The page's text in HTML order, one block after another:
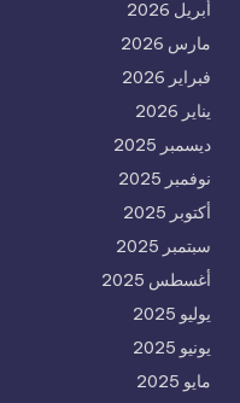
أبريل 2026
مارس 2026
فبراير 2026
يناير 2026
ديسمبر 2025
نوفمبر 2025
أكتوبر 2025
سبتمبر 2025
أغسطس 2025
يوليو 2025
يونيو 2025
مايو 2025